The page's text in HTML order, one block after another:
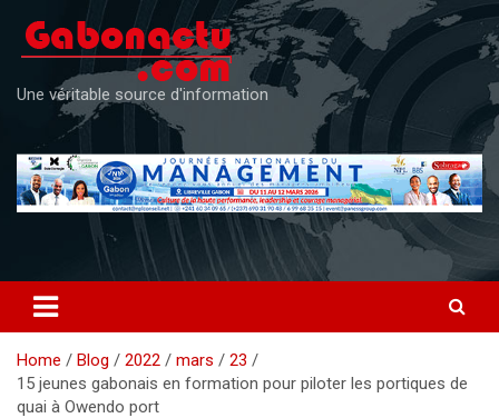
content
Une véritable source d'information
Home Blog 2022 mars
23
15 jeunes gabonais en formation pour piloter les portiques de
quai à Owendo port